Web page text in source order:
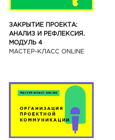
ЗАКРЫТИЕ ПРОЕКТА:
АНАЛИЗ И РЕФЛЕКСИЯ.
МОДУЛЬ 4
МАСТЕР-КЛАСС ONLINE